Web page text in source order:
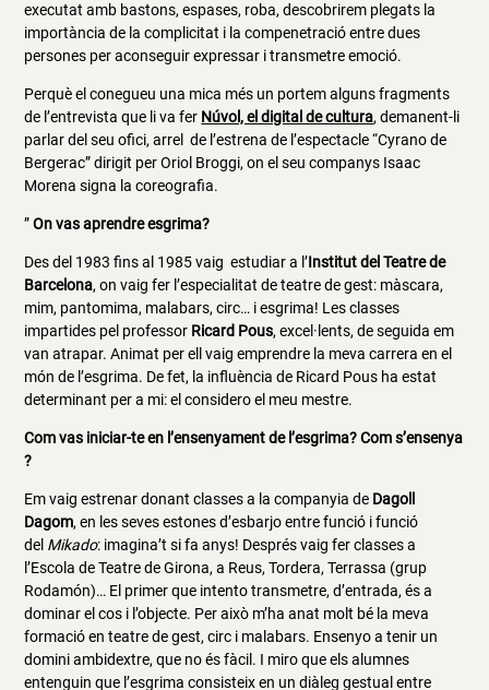
executat amb bastons, espases, roba, descobrirem plegats la
importància de la complicitat i la compenetració entre dues
persones per aconseguir expressar i transmetre emoció.
Perquè el conegueu una mica més un portem alguns fragments
de l’entrevista que li va fer Núvol, el digital de cultura, demanent-li
parlar del seu ofici, arrel de l’estrena de l’espectacle “Cyrano de
Bergerac” dirigit per Oriol Broggi, on el seu companys Isaac
Morena signa la coreografia.
”On vas aprendre esgrima?
Des del 1983 fins al 1985 vaig estudiar a l’Institut del Teatre de
Barcelona, on vaig fer l’especialitat de teatre de gest: màscara,
mim, pantomima, malabars, circ… i esgrima! Les classes
impartides pel professor Ricard Pous, excel·lents, de seguida em
van atrapar. Animat per ell vaig emprendre la meva carrera en el
món de l’esgrima. De fet, la influència de Ricard Pous ha estat
determinant per a mi: el considero el meu mestre.
Com vas iniciar-te en l’ensenyament de l’esgrima? Com s’ensenya
?
Em vaig estrenar donant classes a la companyia de Dagoll
Dagom, en les seves estones d’esbarjo entre funció i funció
del Mikado: imagina’t si fa anys! Després vaig fer classes a
l’Escola de Teatre de Girona, a Reus, Tordera, Terrassa (grup
Rodamón)… El primer que intento transmetre, d’entrada, és a
dominar el cos i l’objecte. Per això m’ha anat molt bé la meva
formació en teatre de gest, circ i malabars. Ensenyo a tenir un
domini ambidextre, que no és fàcil. I miro que els alumnes
entenguin que l’esgrima consisteix en un diàleg gestual entre